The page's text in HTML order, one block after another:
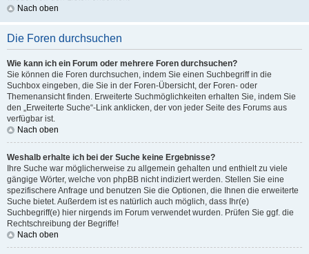
Nach oben
Die Foren durchsuchen
Wie kann ich ein Forum oder mehrere Foren durchsuchen?
Sie können die Foren durchsuchen, indem Sie einen Suchbegriff in die
Suchbox eingeben, die Sie in der Foren-Übersicht, der Foren- oder
Themenansicht finden. Erweiterte Suchmöglichkeiten erhalten Sie, indem Sie
den „Erweiterte Suche“-Link anklicken, der von jeder Seite des Forums aus
verfügbar ist.
Nach oben
Weshalb erhalte ich bei der Suche keine Ergebnisse?
Ihre Suche war möglicherweise zu allgemein gehalten und enthielt zu viele
gängige Wörter, welche von phpBB nicht indiziert werden. Stellen Sie eine
spezifischere Anfrage und benutzen Sie die Optionen, die Ihnen die erweiterte
Suche bietet. Außerdem ist es natürlich auch möglich, dass Ihr(e)
Suchbegriff(e) hier nirgends im Forum verwendet wurden. Prüfen Sie ggf. die
Rechtschreibung der Begriffe!
Nach oben